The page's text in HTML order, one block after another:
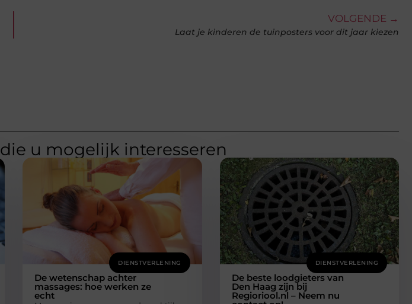
VOLGENDE →
Laat je kinderen de tuinposters voor dit jaar kiezen
die u mogelijk interesseren
DIENSTVERLENING
De wetenschap achter
massages: hoe werken ze
echt
DIENSTVERLENING
De beste loodgieters van
Den Haag zijn bij
Regioriool.nl – Neem nu